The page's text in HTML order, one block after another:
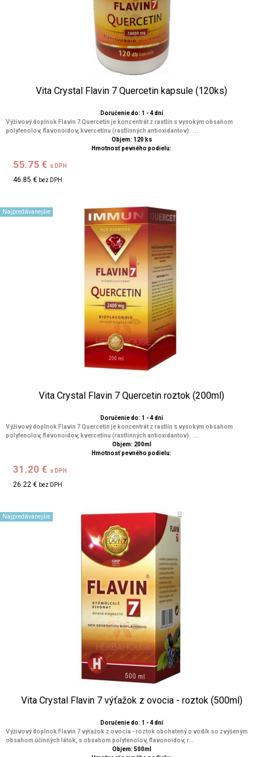
Vita Crystal Flavin 7 Quercetin kapsule (120ks)
Doručenie do: 1 - 4 dní
Výživový doplnok Flavin 7 Quercetin je koncentrát z rastlín s vysokým obsahom
polyfenolov, flavonoidov, kvercetínu (rastlinných antioxidantov). ...
Objem: 120 ks
Hmotnosť pevného podielu:
55.75 € s DPH
46.85 € bez DPH
Najpredávanejšie
Vita Crystal Flavin 7 Quercetin roztok (200ml)
Doručenie do: 1 - 4 dní
Výživový doplnok Flavin 7 Quercetin je koncentrát z rastlín s vysokým obsahom
polyfenolov, flavonoidov, kvercetínu (rastlinných antioxidantov). ...
Objem: 200ml
Hmotnosť pevného podielu:
31.20 € s DPH
26.22 € bez DPH
Najpredávanejšie
Vita Crystal Flavin 7 výťažok z ovocia - roztok (500ml)
Doručenie do: 1 - 4 dní
Výživový doplnok Flavin 7 výťažok z ovocia - roztok obohatený o vodík so zvýšeným
obsahom účinných látok, s obsahom polyfenolov, flavonoidov, r...
Objem: 500ml